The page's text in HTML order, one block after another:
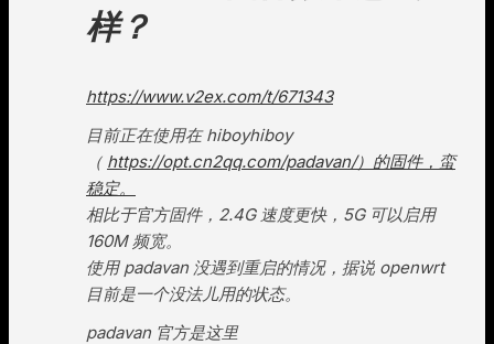
样？
https://www.v2ex.com/t/671343
目前正在使用在 hiboyhiboy
（ https://opt.cn2qq.com/padavan/）的固件，蛮
稳定。
相比于官方固件，2.4G 速度更快，5G 可以启用
160M 频宽。
使用 padavan 没遇到重启的情况，据说 openwrt
目前是一个没法儿用的状态。
padavan 官方是这里